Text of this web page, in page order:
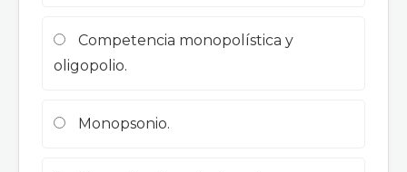
Competencia monopolística y
oligopolio.
Monopsonio.